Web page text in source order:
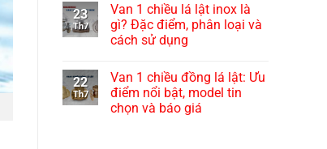
23
Th7
Van 1 chiều lá lật inox là
gì? Đặc điểm, phân loại và
cách sử dụng
22
Th7
Van 1 chiều đồng lá lật: Ưu
điểm nổi bật, model tin
chọn và báo giá